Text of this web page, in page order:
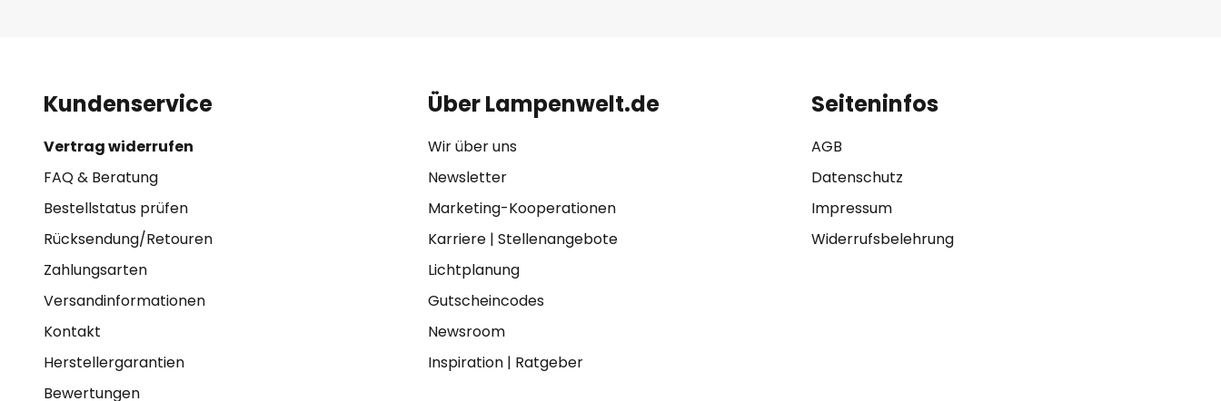
Kundenservice
Vertrag widerrufen
FAQ & Beratung
Bestellstatus prüfen
Rücksendung/Retouren
Zahlungsarten
Versandinformationen
Kontakt
Herstellergarantien
Bewertungen
Über Lampenwelt.de
Wir über uns
Newsletter
Marketing-Kooperationen
Karriere| Stellenangebote
Lichtplanung
Gutscheincodes
Newsroom
Inspiration| Ratgeber
Seiteninfos
AGB
Datenschutz
Impressum
Widerrufsbelehrung